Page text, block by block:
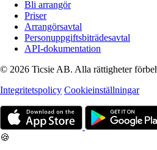
Bli arrangör
Priser
Arrangörsavtal
Personuppgiftsbiträdesavtal
API-dokumentation
© 2026 Ticsie AB. Alla rättigheter
Integritetspolicy Cookieinställningar
🍪